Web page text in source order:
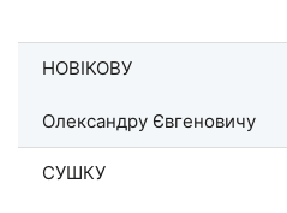
НОВІКОВУ
Олександру Євгеновичу
СУШКУ